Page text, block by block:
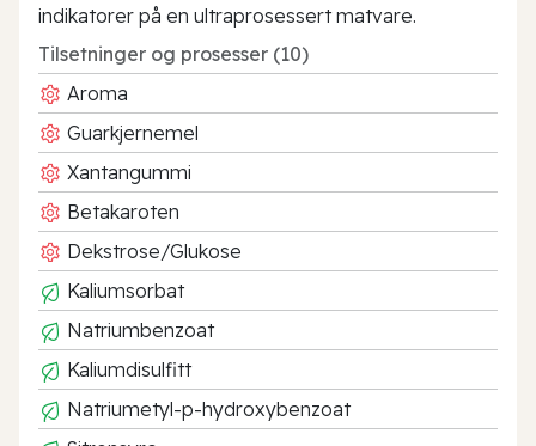
indikatorer på en ultraprosessert matvare.
Tilsetninger og prosesser (10)
Aroma
Guarkjernemel
Xantangummi
Betakaroten
Dekstrose/Glukose
Kaliumsorbat
Natriumbenzoat
Kaliumdisulfitt
Natriumetyl-p-hydroxybenzoat